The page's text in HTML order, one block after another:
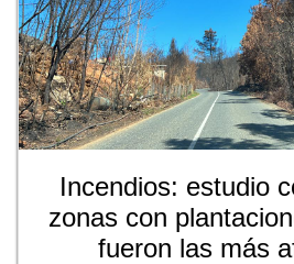
Incendios: estudio
zonas con
fueron las más